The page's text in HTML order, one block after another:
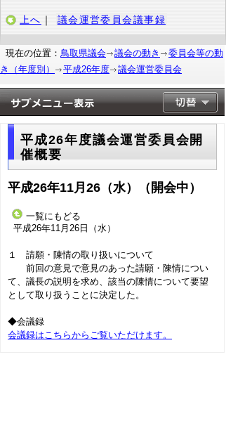
上へ ｜ 議会運営委員会議事録
現在の位置： 鳥取県議会 議会の動き
委員会等の動
き（年度別）
平成26年度 議会運営委員会
平成26年度議会運営委員会開
催概要
平成26年11月26（水）（開会中）
一覧にもどる
平成26年11月26日（水）
１ 請願・陳情の取り扱いについて
前回の意見で意見のあった請願・陳情につい
て、議長の説明を求め、該当の陳情について要望
として取り扱うことに決定した。
◆会議録
会議録はこちらからご覧いただけます。